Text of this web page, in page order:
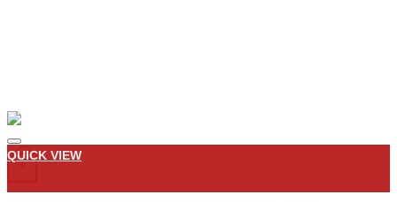
Add to wishlist
+
QUICK VIEW